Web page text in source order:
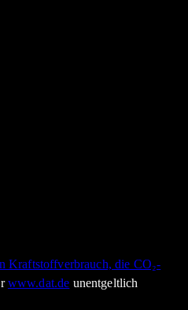
Kraftstoffverbrauch, die CO₂-
www.dat.de unentgeltlich